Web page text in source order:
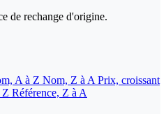
de rechange d'origine.
A à Z Nom, Z à A Prix, croissant
Z Référence, Z à A